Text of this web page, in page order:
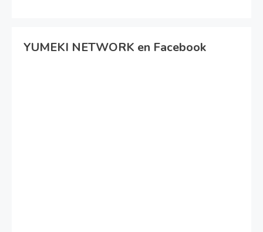
YUMEKI NETWORK en Facebook